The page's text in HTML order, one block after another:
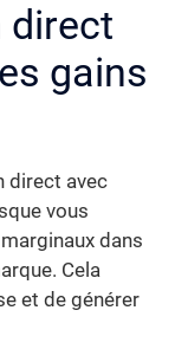
direct
gains
direct avec
vous
dans
Cela
et de générer